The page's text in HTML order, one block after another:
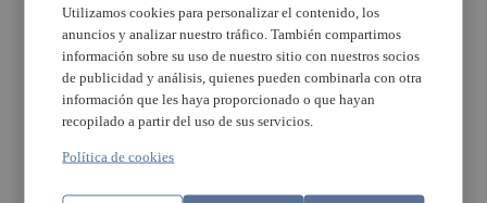
El Espai Jove de
Rafelbunyol acoge la
inauguración del
programa ‘Jove
Oportunitat’
evitar el
abandono
escolar
Utilizamos cookies para personalizar el contenido, los
anuncios y analizar nuestro tráfico. También compartimos
información sobre su uso de nuestro sitio con nuestros socios
de publicidad y análisis, quienes pueden combinarla con otra
información que les haya proporcionado o que hayan
recopilado a partir del uso de sus servicios.
Política de cookies